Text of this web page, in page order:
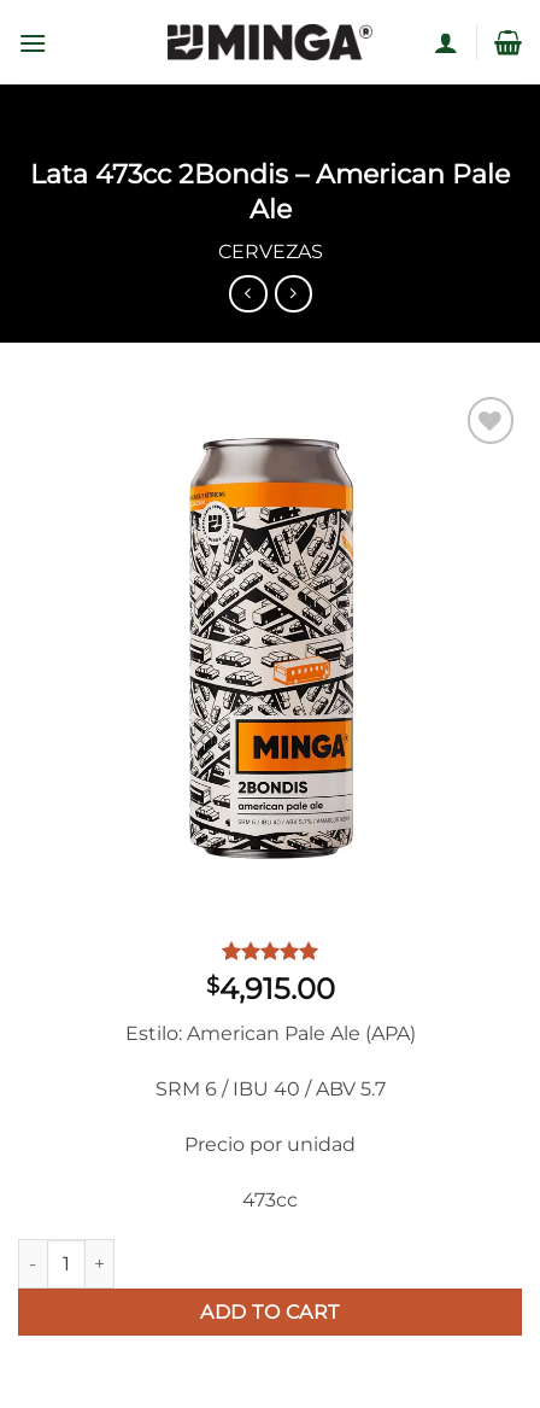
Lata 473cc 2Bondis – American Pale
Ale
CERVEZAS
Rated 5
out of 5
2
customer
$4,915.00
Estilo: American Pale Ale (APA)
SRM 6 / IBU 40 / ABV 5.7
Precio por unidad
473cc
Lata 473cc 2Bondis - American Pale Ale quantity
ADD TO CART